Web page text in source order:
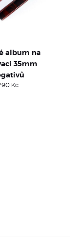
album na
35mm
Kč